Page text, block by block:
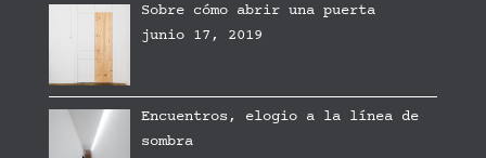
Sobre cómo abrir una puerta
junio 17, 2019
Encuentros, elogio a la línea de
sombra